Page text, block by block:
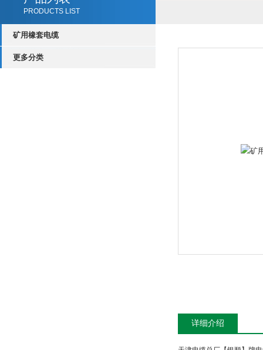
PRODUCTS LIST
矿用橡套电缆
更多分类
详细介绍